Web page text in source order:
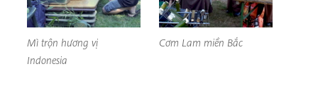
Mì trộn hương vị
Indonesia
Cơm Lam miền Bắc